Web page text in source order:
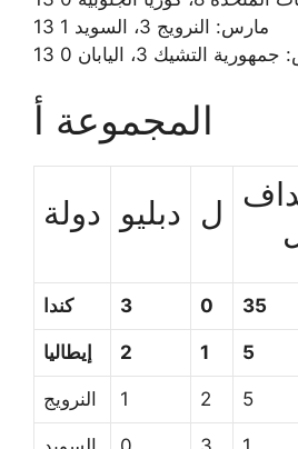
13 مارس: النرويج 3، السويد 1
التشيك 3، اليابان 0
المجموعة أ
دولة دبليو ل
كندا 3 0 35
إيطاليا 2 1 5
النرويج 1 2 5